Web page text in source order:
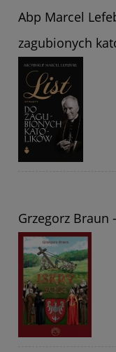
Abp Marcel
zagubionych
Grzegorz Braun